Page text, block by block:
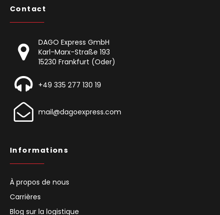
Contact
DAGO Express GmbH
Karl-Marx-Straße 193
15230 Frankfurt (Oder)
+49 335 277 130 19
mail@dagoexpress.com
Informations
À propos de nous
Carrières
Blog sur la logistique